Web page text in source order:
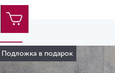
Подложка в подарок